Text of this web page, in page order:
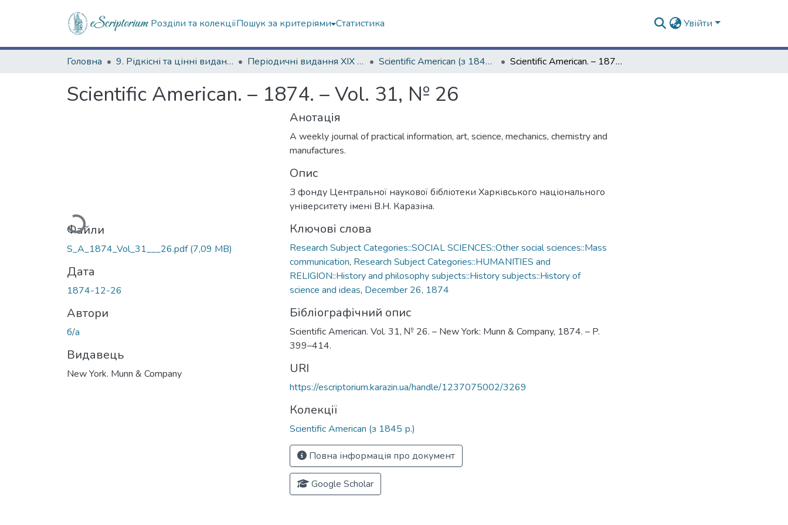
Розділи та колекціїПошук за критеріями Статистика Увійти
Головна 9. Рідкісні та цінні видання Періодичні видання ХІХ ст. Scientific American (з 1845 р.) Scientific American. – 1874. – Vol. 31, № 26
Scientific American. – 1874. – Vol. 31, № 26
Вантажиться...
Файли
S_A_1874_Vol_31___26.pdf(7,09 MB)
Дата
1874-12-26
Автори
б/а
Видавець
New York. Munn & Company
Анотація
A weekly journal of practical information, art, science, mechanics, chemistry and
manufactures.
Опис
З фонду Центральної наукової бібліотеки Харківського національного
університету імені В.Н. Каразіна.
Ключові слова
Research Subject Categories::SOCIAL SCIENCES::Other social sciences::Mass
communication, Research Subject Categories::HUMANITIES and
RELIGION::History and philosophy subjects::History subjects::History of
science and ideas, December 26, 1874
Бібліографічний опис
Scientific American. Vol. 31, № 26. – New York: Munn & Company, 1874. – P.
399–414.
URI
https://escriptorium.karazin.ua/handle/1237075002/3269
Колекції
Scientific American (з 1845 р.)
Повна інформація про документ
Google Scholar